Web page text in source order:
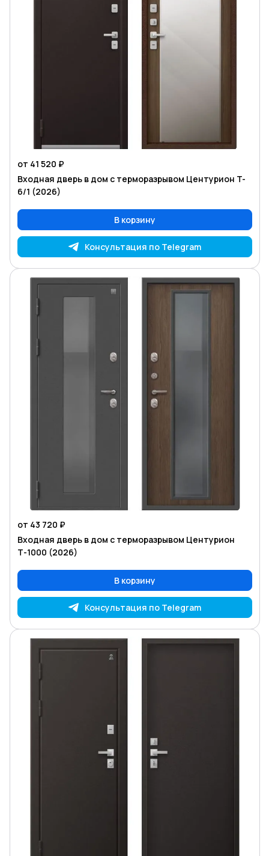
от 41 520 ₽
Входная дверь в дом с терморазрывом Центурион T-
6/1 (2026)
В корзину
Консультация по Telegram
от 43 720 ₽
Входная дверь в дом с терморазрывом Центурион
Т-1000 (2026)
В корзину
Консультация по Telegram